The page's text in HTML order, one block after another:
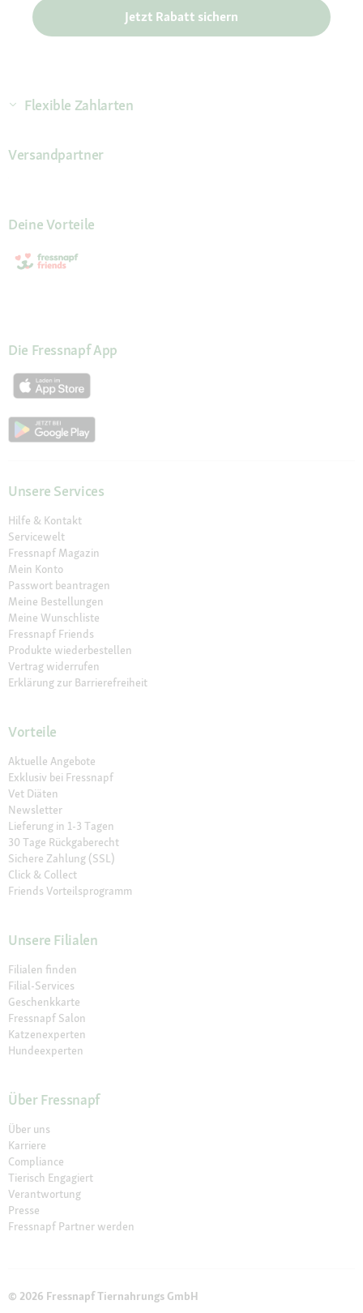
Jetzt Rabatt sichern
Flexible Zahlarten
Versandpartner
Deine Vorteile
Die Fressnapf App
Unsere Services
Hilfe & Kontakt
Servicewelt
Fressnapf Magazin
Mein Konto
Passwort beantragen
Meine Bestellungen
Meine Wunschliste
Fressnapf Friends
Produkte wiederbestellen
Vertrag widerrufen
Erklärung zur Barrierefreiheit
Vorteile
Aktuelle Angebote
Exklusiv bei Fressnapf
Vet Diäten
Newsletter
Lieferung in 1-3 Tagen
30 Tage Rückgaberecht
Sichere Zahlung (SSL)
Click & Collect
Friends Vorteilsprogramm
Unsere Filialen
Filialen finden
Filial-Services
Geschenkkarte
Fressnapf Salon
Katzenexperten
Hundeexperten
Über Fressnapf
Über uns
Karriere
Compliance
Tierisch Engagiert
Verantwortung
Presse
Fressnapf Partner werden
© 2026 Fressnapf Tiernahrungs GmbH